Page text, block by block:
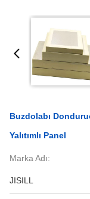
Buzdolabı
Yalıtımlı Panel
Marka Adı:
JISILL